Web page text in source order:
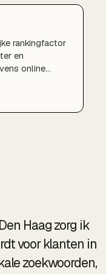
rankingfactor
en
online
en beheren
Haag zorg ik
voor klanten in
zoekwoorden,